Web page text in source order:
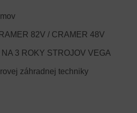
82V / CRAMER 48V
3 ROKY STROJOV VEGA
záhradnej techniky